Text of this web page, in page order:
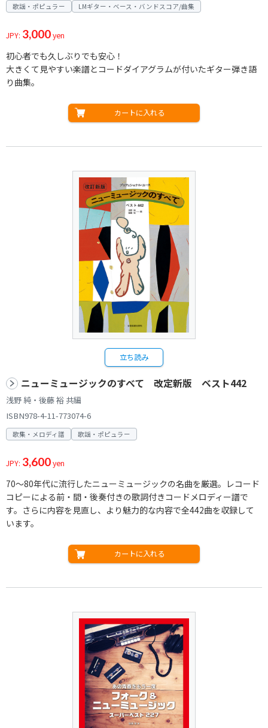
歌謡・ポピュラー LMギター・ベース・バンドスコア/曲集
JPY: 3,000yen
初心者でも久しぶりでも安心！
大きくて見やすい楽譜とコードダイアグラムが付いたギター弾き語
り曲集。
カートに入れる
立ち読み
ニューミュージックのすべて 改定新版 ベスト442
浅野 純・後藤 裕 共編
ISBN978-4-11-773074-6
歌集・メロディ譜 歌謡・ポピュラー
JPY: 3,600yen
70～80年代に流行したニューミュージックの名曲を厳選。レコード
コピーによる前・間・後奏付きの歌詞付きコードメロディー譜で
す。さらに内容を見直し、より魅力的な内容で全442曲を収録して
います。
カートに入れる